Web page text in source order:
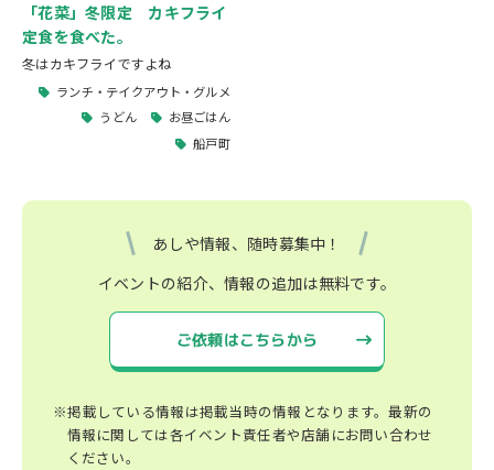
「花菜」冬限定 カキフライ
定食を食べた。
冬はカキフライですよね
ランチ・テイクアウト・グルメ
うどん
お昼ごはん
船戸町
あしや情報、随時募集中！
イベントの紹介、情報の追加は無料です。
ご依頼はこちらから
※掲載している情報は掲載当時の情報となります。最新の
情報に関しては各イベント責任者や店舗にお問い合わせ
ください。